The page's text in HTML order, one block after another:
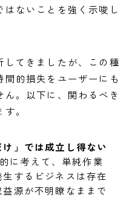
ないことを強く示唆し
てきましたが、この種
的損失をユーザーにも
。以下に、関わるべき
。
け」では成立し得ない
に考えて、単純作業
するビジネスは存在
源が不明瞭なままで